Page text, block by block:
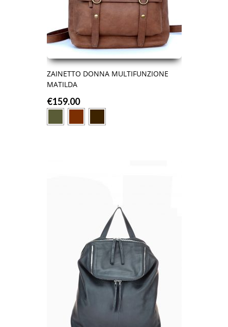
ZAINETTO DONNA MULTIFUNZIONE
MATILDA
€159.00